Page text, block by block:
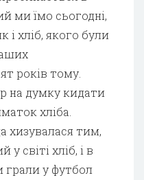
ми їмо сьогодні,
і хліб, якого були
років тому.
на думку кидати
хліба.
хизувалася тим,
світі хліб, і в
грали у футбол